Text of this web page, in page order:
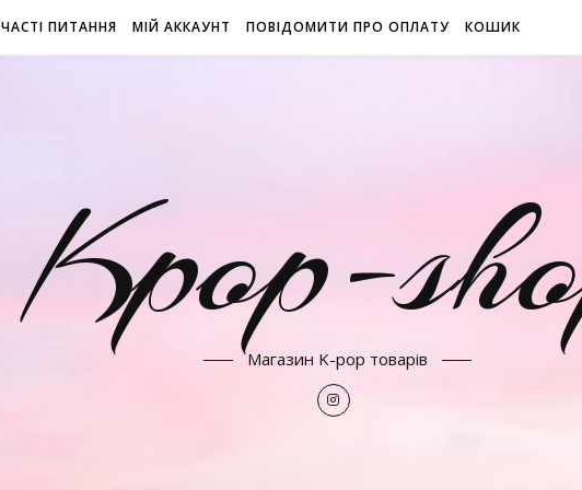
ЧАСТІ ПИТАННЯ МІЙ АККАУНТ ПОВІДОМИТИ ПРО ОПЛАТУ КОШИК
Kpop-
Магазин K-pop товарів